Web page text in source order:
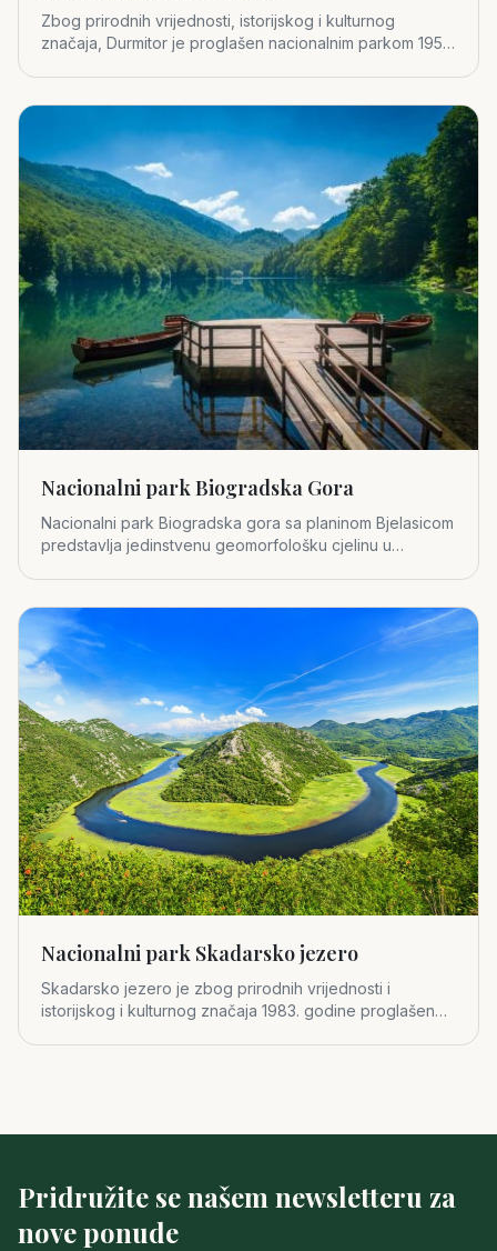
Zbog prirodnih vrijednosti, istorijskog i kulturnog
značaja, Durmitor je proglašen nacionalnim parkom 1952.
Nacionalni park Biogradska Gora
Nacionalni park Biogradska gora sa planinom Bjelasicom
predstavlja jedinstvenu geomorfološku cjelinu u
Nacionalni park Skadarsko jezero
Skadarsko jezero je zbog prirodnih vrijednosti i
istorijskog i kulturnog značaja 1983. godine proglašeno
Pridružite se našem newsletteru za
nove ponude